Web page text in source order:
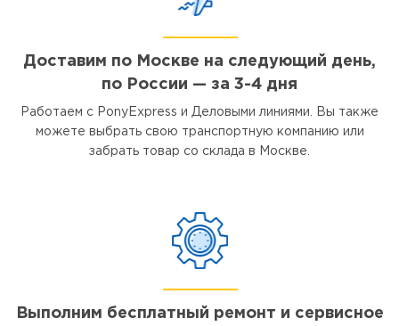
Доставим по Москве на следующий день,
по России — за 3-4 дня
Работаем с PonyExpress и Деловыми линиями. Вы также
можете выбрать свою транспортную компанию или
забрать товар со склада в Москве.
Выполним бесплатный ремонт и сервисное